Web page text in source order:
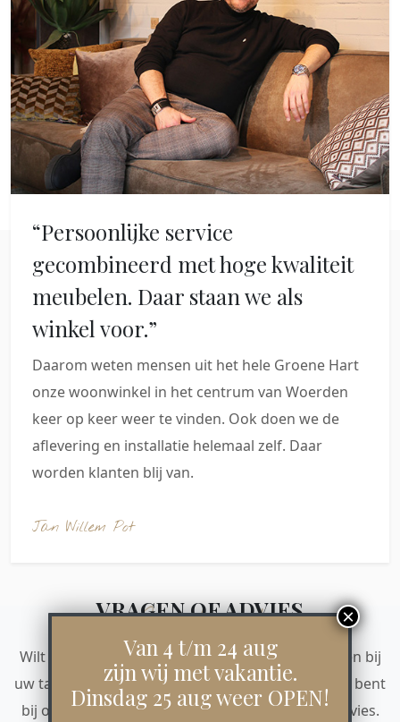
“Persoonlijke service
gecombineerd met hoge kwaliteit
meubelen. Daar staan we als
winkel voor.”
Daarom weten mensen uit het hele Groene Hart
onze woonwinkel in het centrum van Woerden
keer op keer weer te vinden. Ook doen we de
aflevering en installatie helemaal zelf. Daar
worden klanten blij van.
Jan Willem Pot
Contact
VRAGEN OF ADVIES
Wilt u kunnen voorstellen hoe de eetkamerstoelen bij
uw tafel staan, of hoe de kleur bij de vloer past? U bent
bij ons van harte welkom voor een deskundig advies.
Van 4 t/m 24 aug
zijn wij met vakantie.
Dinsdag 25 aug weer OPEN!